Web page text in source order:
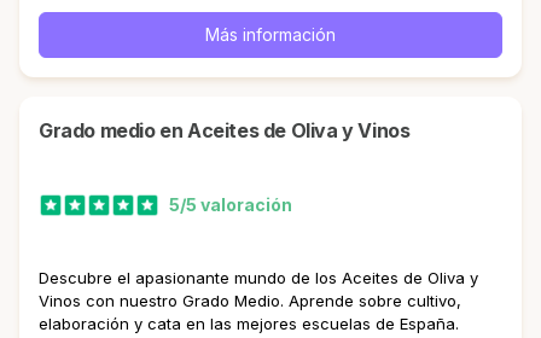
Más información
Grado medio en Aceites de Oliva y Vinos
5/5 valoración
Descubre el apasionante mundo de los Aceites de Oliva y
Vinos con nuestro Grado Medio. Aprende sobre cultivo,
elaboración y cata en las mejores escuelas de España.